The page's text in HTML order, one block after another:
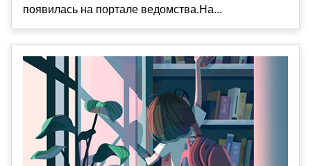
появилась на портале ведомства.На...